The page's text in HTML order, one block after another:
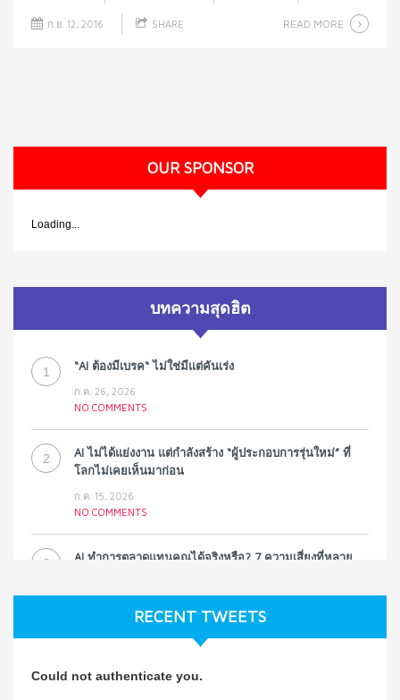
ก.ย. 12, 2016 SHARE READ MORE
OUR SPONSOR
Loading...
บทความสุดฮิต
1 “AI ต้องมีเบรค“ ไม่ใช่มีแต่คันเร่ง
ก.ค. 26, 2026
NO COMMENTS
2
AI ไม่ได้แย่งงาน แต่กำลังสร้าง “ผู้ประกอบการรุ่นใหม่” ที่
โลกไม่เคยเห็นมาก่อน
ก.ค. 15, 2026
NO COMMENTS
3
AI ทำการตลาดแทนคุณได้จริงหรือ? 7 ความเสี่ยงที่หลาย
NO COMMENTS
Koe ในแบบอาจารย์บอม
RECENT TWEETS
Could not authenticate you.